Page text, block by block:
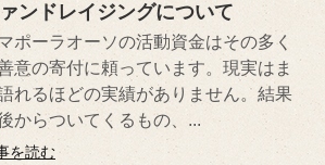
ンドレイジングについて
ポーラオーソの活動資金はその多く
意の寄付に頼っています。現実はま
れるほどの実績がありません。結果
からついてくるもの、...
を読む